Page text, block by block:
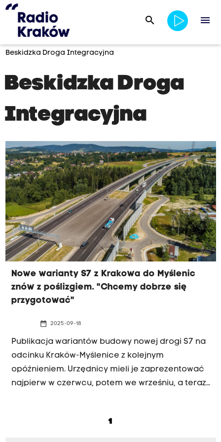
search menu
Beskidzka Droga Integracyjna
Beskidzka Droga
Integracyjna
Nowe warianty S7 z Krakowa do Myślenic
znów z poślizgiem. "Chcemy dobrze się
przygotować"
date_range 2025-09-18
Publikacja wariantów budowy nowej drogi S7 na
odcinku Kraków-Myślenice z kolejnym
opóźnieniem. Urzędnicy mieli je zaprezentować
najpierw w czerwcu, potem we wrześniu, a teraz
tego roku. Skąd to opóźnienie?
1